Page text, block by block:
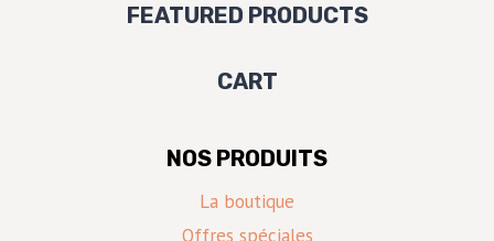
FEATURED PRODUCTS
CART
NOS PRODUITS
La boutique
Offres spéciales